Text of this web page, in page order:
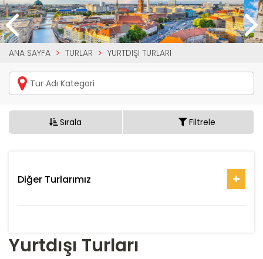
ANA SAYFA TURLAR YURTDIŞI TURLARI
Sırala Filtrele
Diğer Turlarımız
Yurtdışı Turları